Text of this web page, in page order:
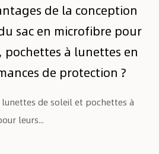
de la conception
sac en microfibre pour
à lunettes en
de protection ?
de soleil et pochettes à
pour leurs...